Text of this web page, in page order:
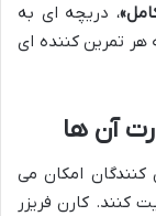
، دریچه ای به
تمرین کننده ای
آن ها
کنندگان امکان می
کنند. کارن فریزر